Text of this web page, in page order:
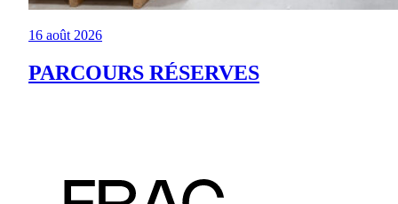
16 août 2026
PARCOURS RÉSERVES